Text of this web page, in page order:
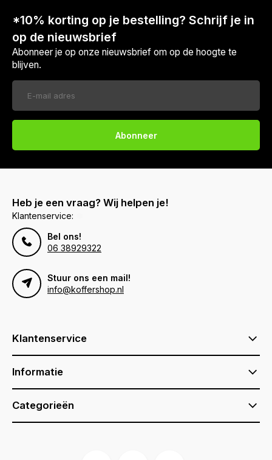
Voor 17:00 besteld, is vandaag verzonden (ma-vr)
*10% korting op je bestelling? Schrijf je in
op de nieuwsbrief
Abonneer je op onze nieuwsbrief om op de hoogte te
blijven.
Abonneer
Heb je een vraag? Wij helpen je!
Klantenservice:
Bel ons!
06 38929322
Stuur ons een mail!
info@koffershop.nl
Klantenservice
Informatie
Categorieën